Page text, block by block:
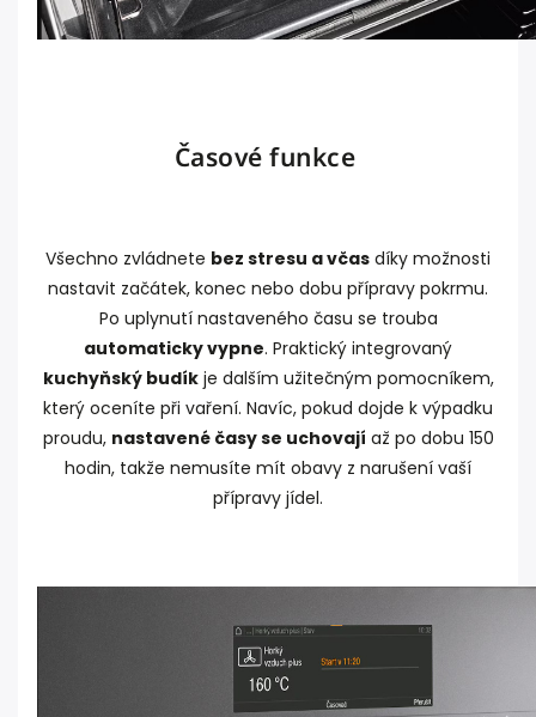
Časové funkce
Všechno zvládnete bez stresu a včas díky možnosti
nastavit začátek, konec nebo dobu přípravy pokrmu.
Po uplynutí nastaveného času se trouba
automaticky vypne. Praktický integrovaný
kuchyňský budíkje dalším užitečným pomocníkem,
který oceníte při vaření. Navíc, pokud dojde k výpadku
proudu, nastavené časy se uchovají až po dobu 150
hodin, takže nemusíte mít obavy z narušení vaší
přípravy jídel.